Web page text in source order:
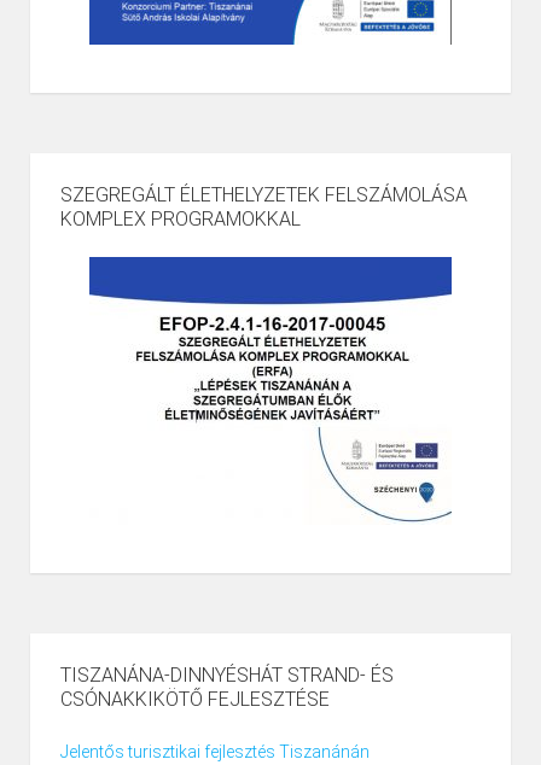
SZEGREGÁLT ÉLETHELYZETEK FELSZÁMOLÁSA
KOMPLEX PROGRAMOKKAL
TISZANÁNA-DINNYÉSHÁT STRAND- ÉS
CSÓNAKKIKÖTŐ FEJLESZTÉSE
Jelentős turisztikai fejlesztés Tiszanánán